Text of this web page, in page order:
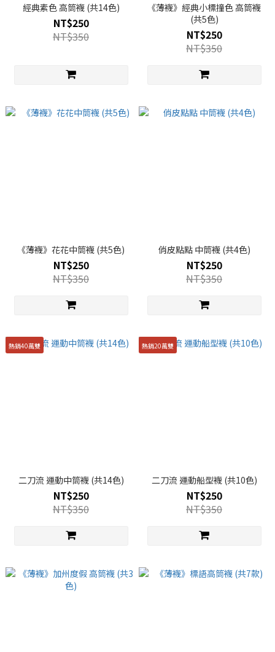
經典素色 高筒襪 (共14色)
NT$250
NT$350
《薄襪》經典小標撞色 高筒襪
(共5色)
NT$250
NT$350
《薄襪》花花中筒襪 (共5色)
NT$250
NT$350
俏皮點點 中筒襪 (共4色)
NT$250
NT$350
熱銷40萬雙
二刀流 運動中筒襪 (共14色)
NT$250
NT$350
熱銷20萬雙
二刀流 運動船型襪 (共10色)
NT$250
NT$350